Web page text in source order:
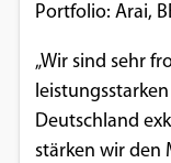
Portfolio: Arai,
„Wir sind sehr
leistungsstarken
Deutschland
stärken wir den
YouTube
Vimeo